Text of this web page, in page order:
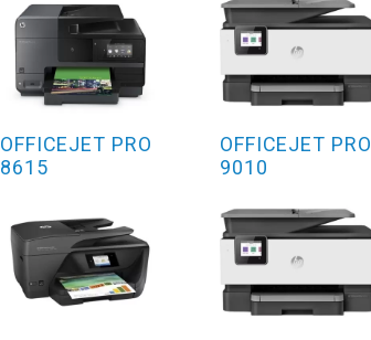
OFFICEJET PRO
8615
OFFICEJET PRO
9010